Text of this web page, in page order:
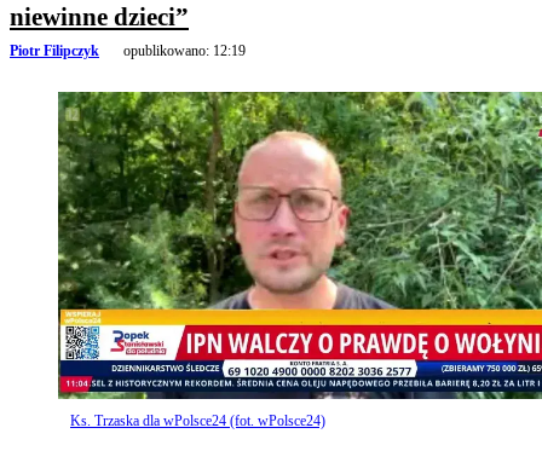
niewinne dzieci”
Piotr Filipczyk opublikowano: 12:19
Ks. Trzaska dla wPolsce24 (fot. wPolsce24)